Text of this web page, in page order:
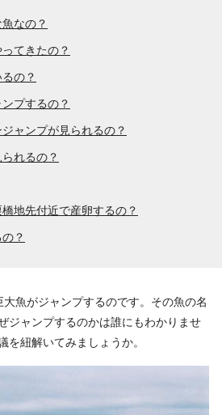
なの？
てきたの？
の？
プするの？
ャンプが見られるの？
れるの？
地先付近で産卵するの？
？
魚がジャンプするのです。その魚の名
ジャンプするのかは誰にもわかりませ
を紐解いてみましょうか。